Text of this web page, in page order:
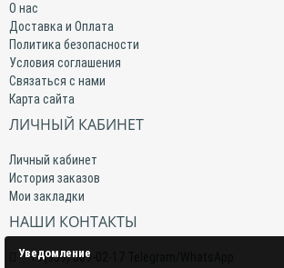
О нас
Доставка и Оплата
Политика безопасности
Условия соглашения
Связаться с нами
Карта сайта
ЛИЧНЫЙ КАБИНЕТ
Личный кабинет
История заказов
Мои закладки
НАШИ КОНТАКТЫ
+7(959) 509-02-17 Telegram/WhatsApp
Уведомление